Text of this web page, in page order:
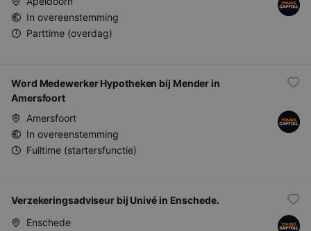
In overeenstemming
Parttime (overdag)
Word Medewerker Hypotheken bij Mender in
Amersfoort
Amersfoort
In overeenstemming
Fulltime (startersfunctie)
Verzekeringsadviseur bij Univé in Enschede.
Enschede